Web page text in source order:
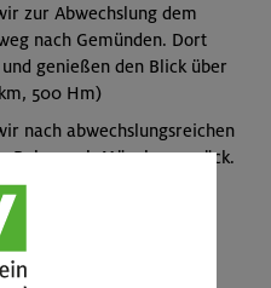
zur Abwechslung dem
nach Gemünden. Dort
genießen den Blick über
500 Hm)
nach abwechslungsreichen
nach München zurück.
wir Riesenglück.
Moritz
Eva Scheuerer